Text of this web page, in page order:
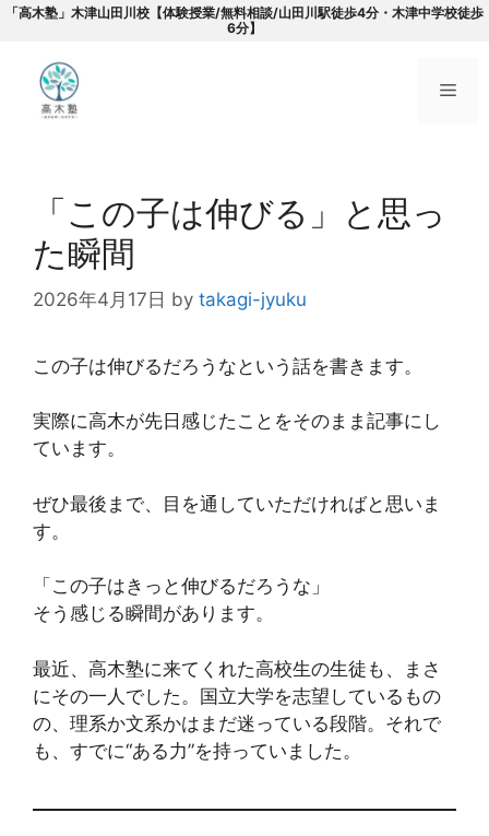
「高木塾」木津山田川校【体験授業/無料相談/山田川駅徒歩4分・木津中学校徒歩
6分】
メ
「この子は伸びる」と思っ
た瞬間
2026年4月17日 by takagi-jyuku
この子は伸びるだろうなという話を書きます。
実際に高木が先日感じたことをそのまま記事にし
ています。
ぜひ最後まで、目を通していただければと思いま
す。
「この子はきっと伸びるだろうな」
そう感じる瞬間があります。
最近、高木塾に来てくれた高校生の生徒も、まさ
にその一人でした。国立大学を志望しているもの
の、理系か文系かはまだ迷っている段階。それで
も、すでに“ある力”を持っていました。